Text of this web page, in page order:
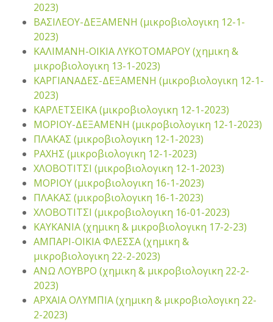
2023)
ΒΑΣΙΛΕΟΥ-ΔΕΞΑΜΕΝΗ (μικροβιολογικη 12-1-
2023)
ΚΑΛΙΜΑΝΗ-ΟΙΚΙΑ ΛΥΚΟΤΟΜΑΡΟΥ (χημικη &
μικροβιολογικη 13-1-2023)
ΚΑΡΓΙΑΝΑΔΕΣ-ΔΕΞΑΜΕΝΗ (μικροβιολογικη 12-1-
2023)
ΚΑΡΛΕΤΣΕΙΚΑ (μικροβιολογικη 12-1-2023)
ΜΟΡΙΟΥ-ΔΕΞΑΜΕΝΗ (μικροβιολογικη 12-1-2023)
ΠΛΑΚΑΣ (μικροβιολογικη 12-1-2023)
ΡΑΧΗΣ (μικροβιολογικη 12-1-2023)
ΧΛΟΒΟΤΙΤΣΙ (μικροβιολογικη 12-1-2023)
ΜΟΡΙΟΥ (μικροβιολογικη 16-1-2023)
ΠΛΑΚΑΣ (μικροβιολογικη 16-1-2023)
ΧΛΟΒΟΤΙΤΣΙ (μικροβιολογικη 16-01-2023)
ΚΑΥΚΑΝΙΑ (χημικη & μικροβιολογικη 17-2-23)
ΑΜΠΑΡΙ-ΟΙΚΙΑ ΦΛΕΣΣΑ (χημικη &
μικροβιολογικη 22-2-2023)
ΑΝΩ ΛΟΥΒΡΟ (χημικη & μικροβιολογικη 22-2-
2023)
ΑΡΧΑΙΑ ΟΛΥΜΠΙΑ (χημικη & μικροβιολογικη 22-
2-2023)